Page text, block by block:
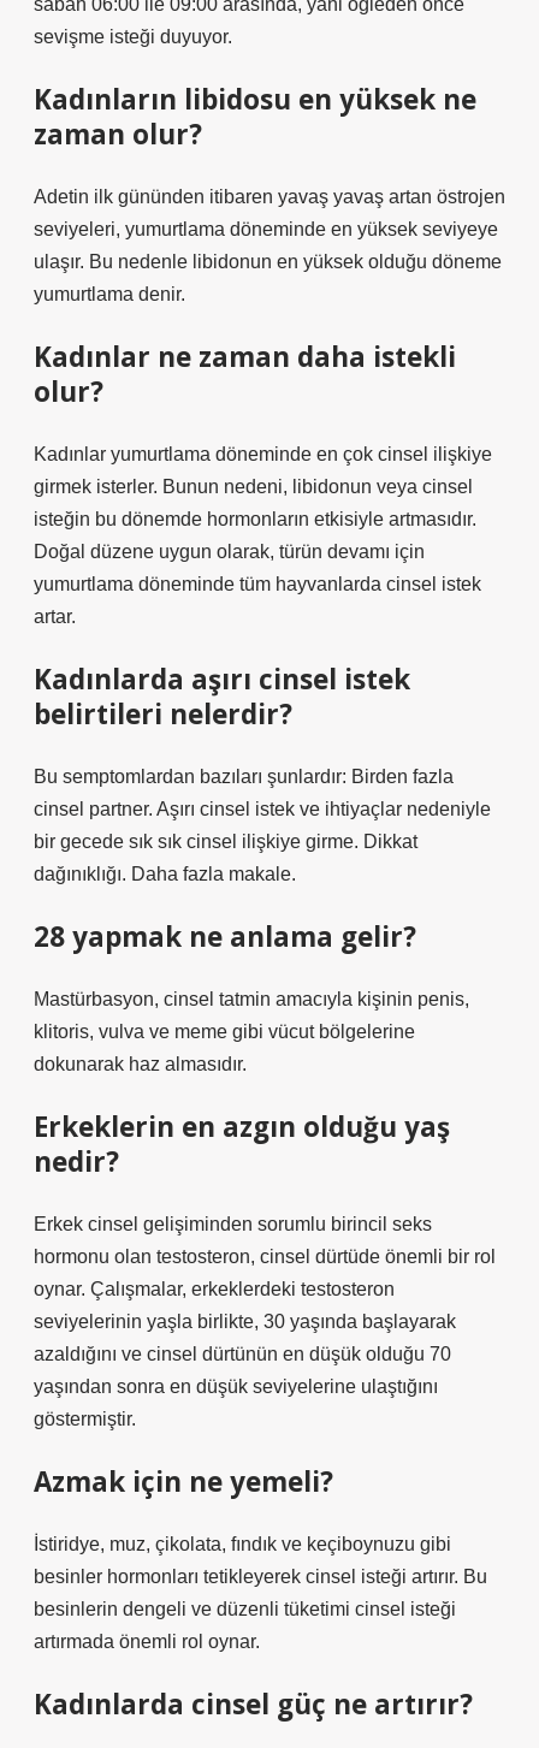
sabah 06:00 ile 09:00 arasında, yani öğleden önce
sevişme isteği duyuyor.
Kadınların libidosu en yüksek ne
zaman olur?
Adetin ilk gününden itibaren yavaş yavaş artan östrojen
seviyeleri, yumurtlama döneminde en yüksek seviyeye
ulaşır. Bu nedenle libidonun en yüksek olduğu döneme
yumurtlama denir.
Kadınlar ne zaman daha istekli
olur?
Kadınlar yumurtlama döneminde en çok cinsel ilişkiye
girmek isterler. Bunun nedeni, libidonun veya cinsel
isteğin bu dönemde hormonların etkisiyle artmasıdır.
Doğal düzene uygun olarak, türün devamı için
yumurtlama döneminde tüm hayvanlarda cinsel istek
artar.
Kadınlarda aşırı cinsel istek
belirtileri nelerdir?
Bu semptomlardan bazıları şunlardır: Birden fazla
cinsel partner. Aşırı cinsel istek ve ihtiyaçlar nedeniyle
bir gecede sık sık cinsel ilişkiye girme. Dikkat
dağınıklığı. Daha fazla makale.
28 yapmak ne anlama gelir?
Mastürbasyon, cinsel tatmin amacıyla kişinin penis,
klitoris, vulva ve meme gibi vücut bölgelerine
dokunarak haz almasıdır.
Erkeklerin en azgın olduğu yaş
nedir?
Erkek cinsel gelişiminden sorumlu birincil seks
hormonu olan testosteron, cinsel dürtüde önemli bir rol
oynar. Çalışmalar, erkeklerdeki testosteron
seviyelerinin yaşla birlikte, 30 yaşında başlayarak
azaldığını ve cinsel dürtünün en düşük olduğu 70
yaşından sonra en düşük seviyelerine ulaştığını
göstermiştir.
Azmak için ne yemeli?
İstiridye, muz, çikolata, fındık ve keçiboynuzu gibi
besinler hormonları tetikleyerek cinsel isteği artırır. Bu
besinlerin dengeli ve düzenli tüketimi cinsel isteği
artırmada önemli rol oynar.
Kadınlarda cinsel güç ne artırır?